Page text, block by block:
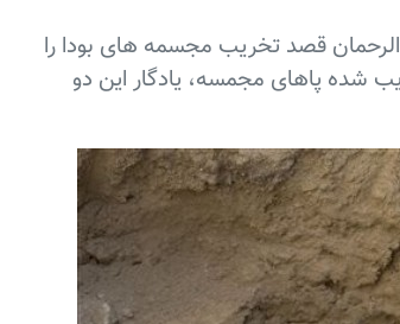
قصد تخریب مجسمه های بودا را
شده پاهای مجمسه، یادگار این دو